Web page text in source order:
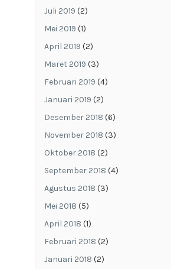
Juli 2019 (2)
Mei 2019 (1)
April 2019 (2)
Maret 2019 (3)
Februari 2019 (4)
Januari 2019 (2)
Desember 2018 (6)
November 2018 (3)
Oktober 2018 (2)
September 2018 (4)
Agustus 2018 (3)
Mei 2018 (5)
April 2018 (1)
Februari 2018 (2)
Januari 2018 (2)